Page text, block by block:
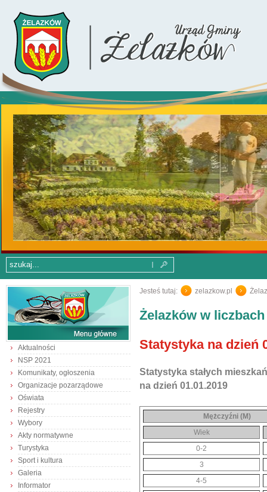
Aktualności
NSP 2021
Komunikaty, ogłoszenia
Organizacje pozarządowe
Oświata
Rejestry
Wybory
Akty normatywne
Turystyka
Sport i kultura
Galeria
Informator
Jesteś tutaj: zelazkow.pl
Żelazków w liczbach
Statystyka na dzień
Statystyka stałych
na dzień 01.01.2019
Mężczyźni (M)
Wiek
0-2
3
4-5